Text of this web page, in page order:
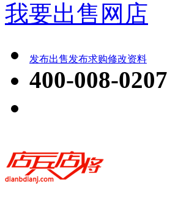
我要出售网店
发布出售发布求购修改资料
400-008-0207